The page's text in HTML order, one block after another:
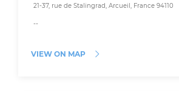
21-37, rue de Stalingrad, Arcueil, France 94110
--
VIEW ON MAP